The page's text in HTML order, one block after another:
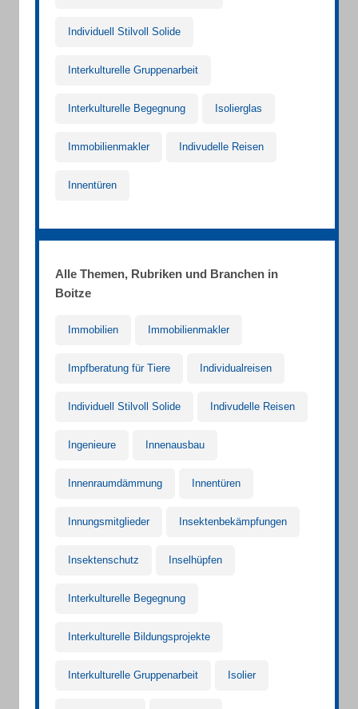
Individuell Stilvoll Solide
Interkulturelle Gruppenarbeit
Interkulturelle Begegnung Isolierglas
Immobilienmakler Indivudelle Reisen
Innentüren
Alle Themen, Rubriken und Branchen in
Boitze
Immobilien Immobilienmakler
Impfberatung für Tiere Individualreisen
Individuell Stilvoll Solide Indivudelle Reisen
Ingenieure Innenausbau
Innenraumdämmung Innentüren
Innungsmitglieder Insektenbekämpfungen
Insektenschutz Inselhüpfen
Interkulturelle Begegnung
Interkulturelle Bildungsprojekte
Interkulturelle Gruppenarbeit Isolier